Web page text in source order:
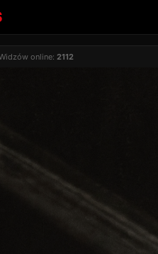
online: 2112